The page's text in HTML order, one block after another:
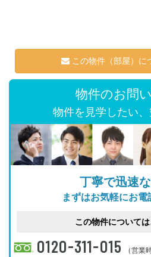
この物件（部屋）に
物件のお問
物件を見学したい
丁寧で迅速な
まずはお気軽にお電
この物件について
0120-311-015 （営業